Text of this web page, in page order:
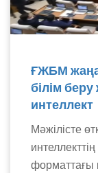
ҒЖБМ
білім
интеллект
Мәжілісте
форматтағы